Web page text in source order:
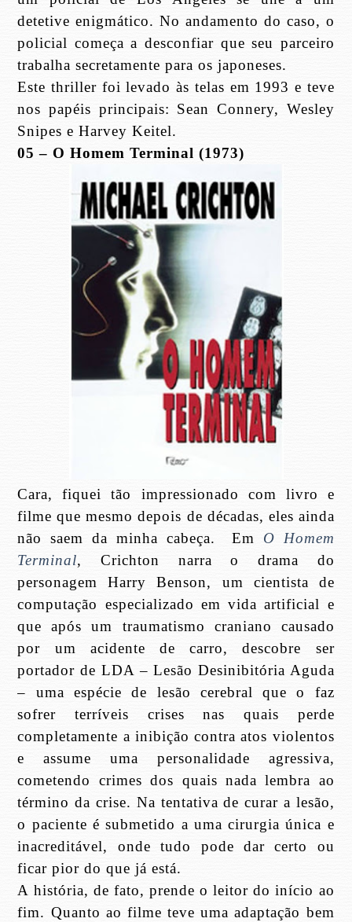
detetive enigmático. No andamento do caso, o
policial começa a desconfiar que seu parceiro
trabalha secretamente para os japoneses.
Este thriller foi levado às telas em 1993 e teve
nos papéis principais: Sean Connery, Wesley
Snipes e Harvey Keitel.
05 – O Homem Terminal (1973)
Cara, fiquei tão impressionado com livro e
filme que mesmo depois de décadas, eles ainda
não saem da minha cabeça. Em O Homem
Terminal, Crichton narra o drama do
personagem Harry Benson, um cientista de
computação especializado em vida artificial e
que após um traumatismo craniano causado
por um acidente de carro, descobre ser
portador de LDA – Lesão Desinibitória Aguda
– uma espécie de lesão cerebral que o faz
sofrer terríveis crises nas quais perde
completamente a inibição contra atos violentos
e assume uma personalidade agressiva,
cometendo crimes dos quais nada lembra ao
término da crise. Na tentativa de curar a lesão,
o paciente é submetido a uma cirurgia única e
inacreditável, onde tudo pode dar certo ou
ficar pior do que já está.
A história, de fato, prende o leitor do início ao
fim. Quanto ao filme teve uma adaptação bem